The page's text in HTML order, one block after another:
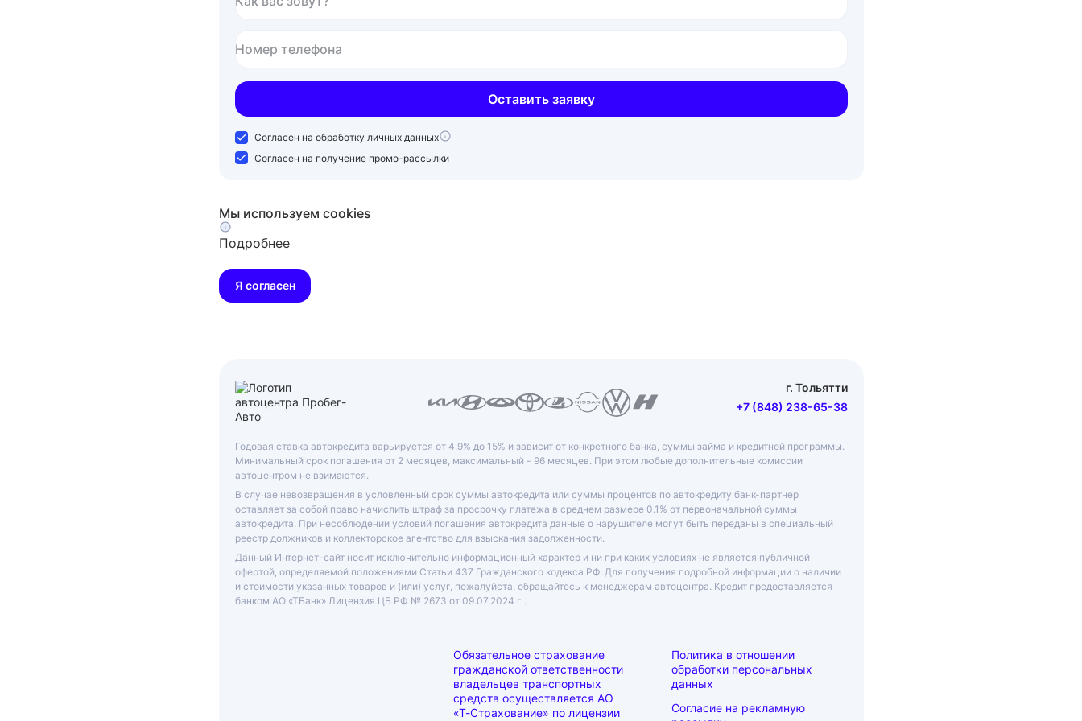
Номер телефона
Оставить заявку
Согласен на обработку личных данных
Согласен на получение промо-рассылки
Мы используем cookies
Подробнее
Я согласен
г. Тольятти
+7 (848) 238-65-38
Годовая ставка автокредита варьируется от 4.9% до 15% и зависит от конкретного банка, суммы займа и кредитной программы.
Минимальный срок погашения от 2 месяцев, максимальный - 96 месяцев. При этом любые дополнительные комиссии
автоцентром не взимаются.
В случае невозвращения в условленный срок суммы автокредита или суммы процентов по автокредиту банк-партнер
оставляет за собой право начислить штраф за просрочку платежа в среднем размере 0.1% от первоначальной суммы
автокредита. При несоблюдении условий погашения автокредита данные о нарушителе могут быть переданы в специальный
реестр должников и коллекторское агентство для взыскания задолженности.
Данный Интернет-сайт носит исключительно информационный характер и ни при каких условиях не является публичной
офертой, определяемой положениями Статьи 437 Гражданского кодекса РФ. Для получения подробной информации о наличии
и стоимости указанных товаров и (или) услуг, пожалуйста, обращайтесь к менеджерам автоцентра. Кредит предоставляется
банком АО «ТБанк» Лицензия ЦБ РФ № 2673 от 09.07.2024 г .
Обязательное страхование
гражданской ответственности
владельцев транспортных
средств осуществляется АО
«Т-Страхование» по лицензии
Политика в отношении
обработки персональных
данных
Согласие на рекламную